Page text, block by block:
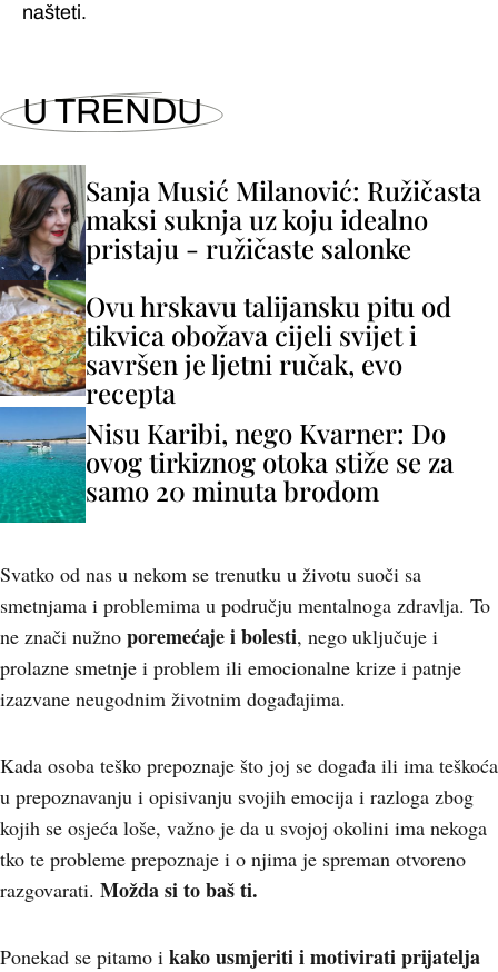
našteti.
U TRENDU
Sanja Musić Milanović: Ružičasta
maksi suknja uz koju idealno
pristaju - ružičaste salonke
Ovu hrskavu talijansku pitu od
tikvica obožava cijeli svijet i
savršen je ljetni ručak, evo
recepta
Nisu Karibi, nego Kvarner: Do
ovog tirkiznog otoka stiže se za
samo 20 minuta brodom
Svatko od nas u nekom se trenutku u životu suoči sa
smetnjama i problemima u području mentalnoga zdravlja. To
ne znači nužno poremećaje i bolesti, nego uključuje i
prolazne smetnje i problem ili emocionalne krize i patnje
izazvane neugodnim životnim događajima.
Kada osoba teško prepoznaje što joj se događa ili ima teškoća
u prepoznavanju i opisivanju svojih emocija i razloga zbog
kojih se osjeća loše, važno je da u svojoj okolini ima nekoga
tko te probleme prepoznaje i o njima je spreman otvoreno
razgovarati. Možda si to baš ti.
Ponekad se pitamo i kako usmjeriti i motivirati prijatelja